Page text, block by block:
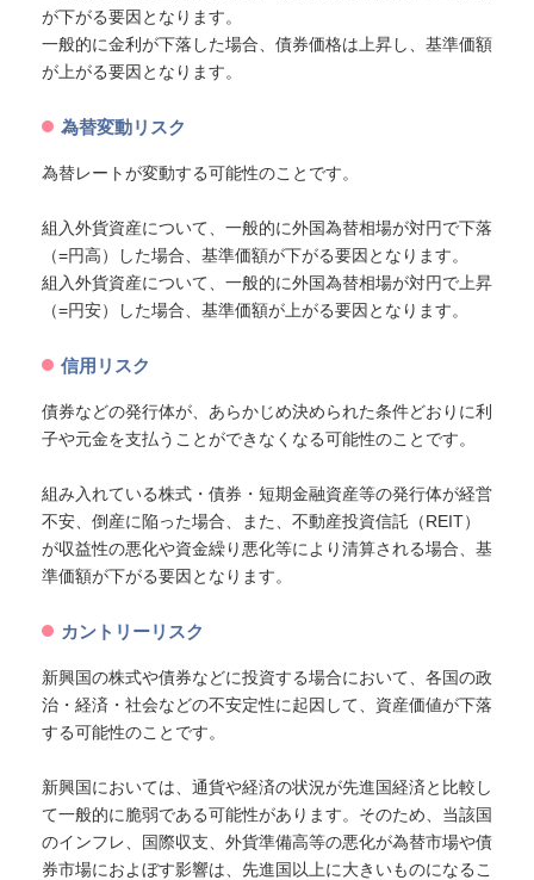
が下がる要因となります。
一般的に金利が下落した場合、債券価格は上昇し、基準価額
が上がる要因となります。
為替変動リスク
為替レートが変動する可能性のことです。
組入外貨資産について、一般的に外国為替相場が対円で下落
（=円高）した場合、基準価額が下がる要因となります。
組入外貨資産について、一般的に外国為替相場が対円で上昇
（=円安）した場合、基準価額が上がる要因となります。
信用リスク
債券などの発行体が、あらかじめ決められた条件どおりに利
子や元金を支払うことができなくなる可能性のことです。
組み入れている株式・債券・短期金融資産等の発行体が経営
不安、倒産に陥った場合、また、不動産投資信託（REIT）
が収益性の悪化や資金繰り悪化等により清算される場合、基
準価額が下がる要因となります。
カントリーリスク
新興国の株式や債券などに投資する場合において、各国の政
治・経済・社会などの不安定性に起因して、資産価値が下落
する可能性のことです。
新興国においては、通貨や経済の状況が先進国経済と比較し
て一般的に脆弱である可能性があります。そのため、当該国
のインフレ、国際収支、外貨準備高等の悪化が為替市場や債
券市場におよぼす影響は、先進国以上に大きいものになるこ